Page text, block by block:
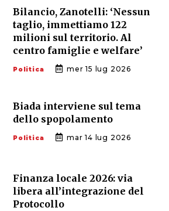
Bilancio, Zanotelli: ‘Nessun
taglio, immettiamo 122
milioni sul territorio. Al
centro famiglie e welfare’
Politica mer 15 lug 2026
Biada interviene sul tema
dello spopolamento
Politica mar 14 lug 2026
Finanza locale 2026: via
libera all’integrazione del
Protocollo